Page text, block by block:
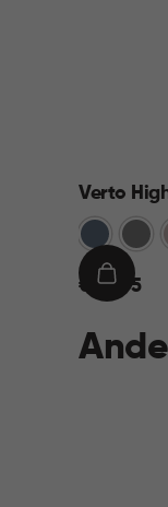
Verto
BlauwGrijs
€€ 44,95
IN